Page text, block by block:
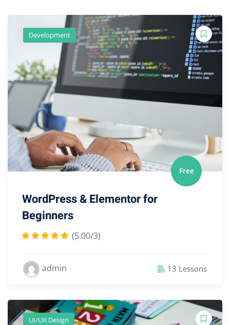
Development
Free
WordPress & Elementor for
Beginners
(5.00/3)
admin 13 Lessons
UI/UX Design